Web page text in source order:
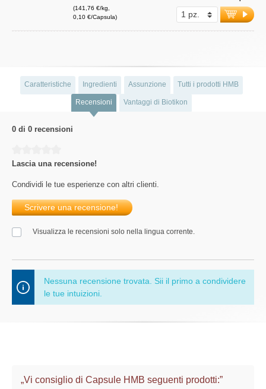
(141,76 €/kg,
0,10 €/Capsula)
Caratteristiche Ingredienti Assunzione Tutti i prodotti HMB
Recensioni Vantaggi di Biotikon
0 di 0 recensioni
Lascia una recensione!
Condividi le tue esperienze con altri clienti.
Scrivere una recensione!
Visualizza le recensioni solo nella lingua corrente.
Nessuna recensione trovata. Sii il primo a condividere
le tue intuizioni.
„Vi consiglio di Capsule HMB seguenti prodotti:”